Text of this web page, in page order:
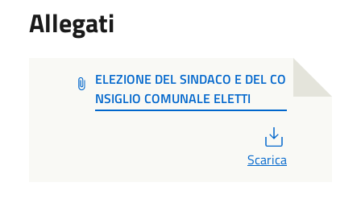
Allegati
ELEZIONE DEL SINDACO E DEL CO
NSIGLIO COMUNALE ELETTI
Scarica